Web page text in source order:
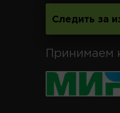
Следить за
Принимаем